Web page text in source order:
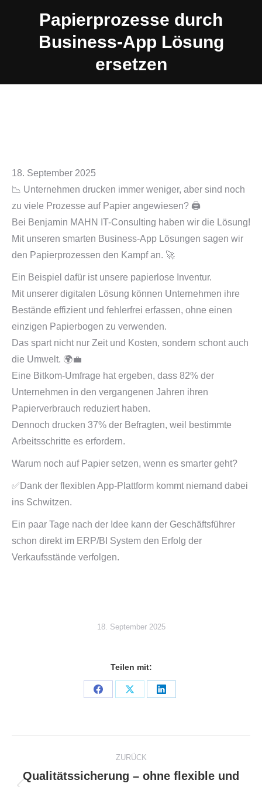
Papierprozesse durch
Business-App Lösung
ersetzen
18. September 2025
📉 Unternehmen drucken immer weniger, aber sind noch
zu viele Prozesse auf Papier angewiesen? 🖨️
Bei Benjamin MAHN IT-Consulting haben wir die Lösung!
Mit unseren smarten Business-App Lösungen sagen wir
den Papierprozessen den Kampf an. 🚀
Ein Beispiel dafür ist unsere papierlose Inventur.
Mit unserer digitalen Lösung können Unternehmen ihre
Bestände effizient und fehlerfrei erfassen, ohne einen
einzigen Papierbogen zu verwenden.
Das spart nicht nur Zeit und Kosten, sondern schont auch
die Umwelt. 🌍💼
Eine Bitkom-Umfrage hat ergeben, dass 82% der
Unternehmen in den vergangenen Jahren ihren
Papierverbrauch reduziert haben.
Dennoch drucken 37% der Befragten, weil bestimmte
Arbeitsschritte es erfordern.
Warum noch auf Papier setzen, wenn es smarter geht?
✅Dank der flexiblen App-Plattform kommt niemand dabei
ins Schwitzen.
Ein paar Tage nach der Idee kann der Geschäftsführer
schon direkt im ERP/BI System den Erfolg der
Verkaufsstände verfolgen.
18. September 2025
Teilen mit:
Share
Share
Share
navigation
ZURÜCK
Qualitätssicherung – ohne flexible und